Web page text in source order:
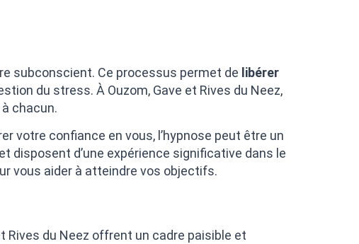
subconscient. Ce processus permet de libérer
du stress. À Ouzom, Gave et Rives du Neez,
chacun.
votre confiance en vous, l’hypnose peut être un
disposent d’une expérience significative dans le
vous aider à atteindre vos objectifs.
Rives du Neez offrent un cadre paisible et